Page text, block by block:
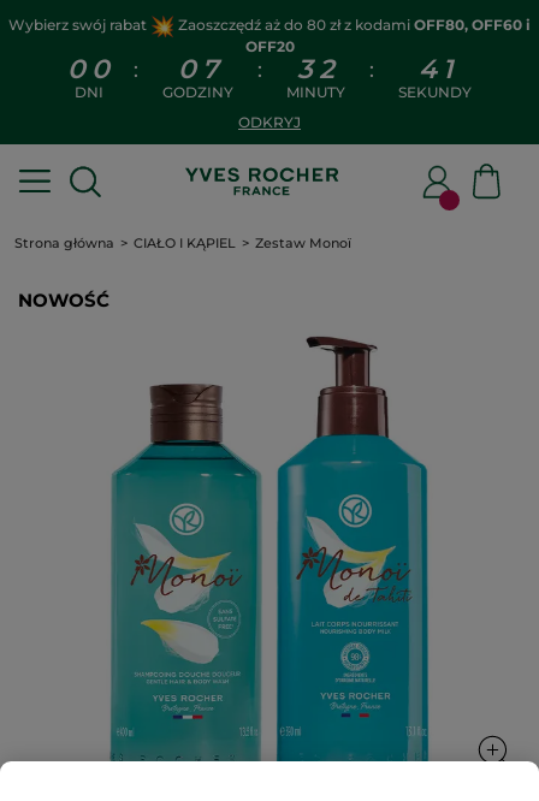
Wybierz swój rabat Zaoszczędź aż do 80 zł z kodami OFF80, OFF60 i
OFF20
0 0
DNI
: 0 7
GODZINY
: 3 2
MINUTY
: 4 1
SEKUNDY
ODKRYJ
Strona główna CIAŁO I KĄPIEL Zestaw Monoï
NOWOŚĆ